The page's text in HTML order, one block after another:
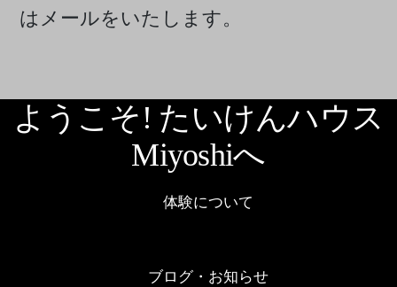
はメールをいたします。
ようこそ! たいけんハウス
Miyoshiへ
体験について
ブログ・お知らせ